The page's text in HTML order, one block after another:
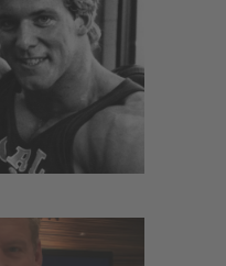
Service eines
einzubetten.
zu Ihren Aktivitäten
Details durch und
Service zu, um